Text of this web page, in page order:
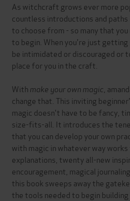
As witchcraft grows ever more
countless introductions and
to choose from - so many that
to begin. When you're just
be intimidated or discouraged or
place for you in the craft.
With make your own magic ,
change that. This inviting
magic doesn't have to be fancy,
size-fits-all. It introduces the
that you can develop your own
with magic in whatever way
explanations, twenty all-new
encouragement, magical
this book sweeps away the
the tools needed to begin